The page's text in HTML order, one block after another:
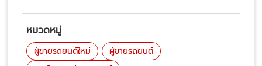
หมวดหมู่
ผู้ขายรถยนต์ใหม่
ผู้ขายรถยนต์